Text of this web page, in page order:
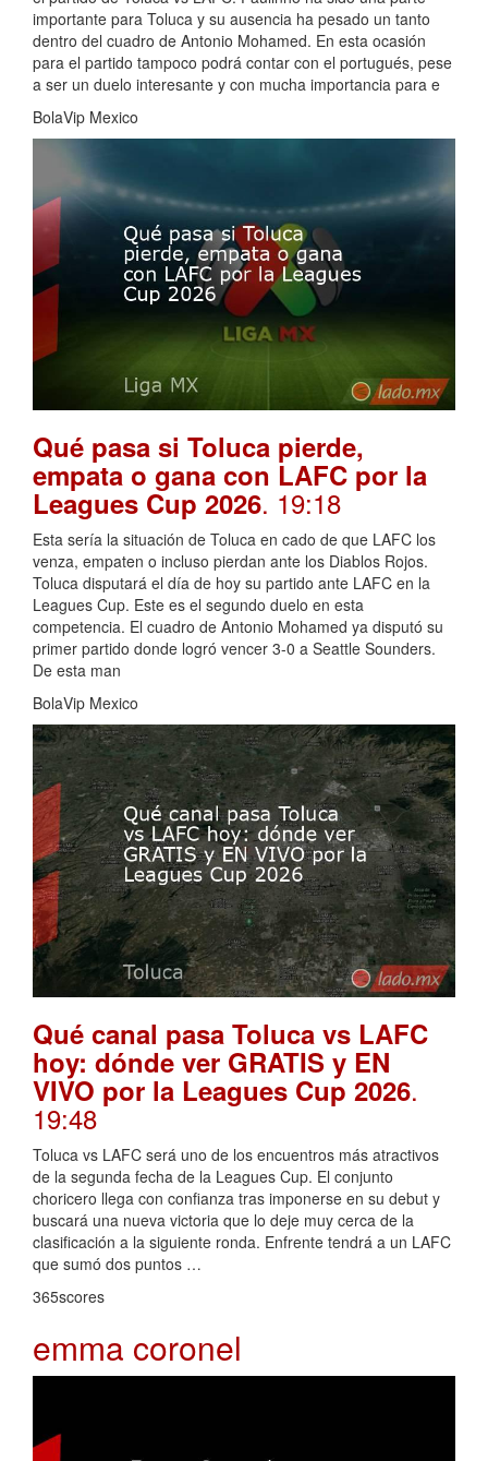
importante para Toluca y su ausencia ha pesado un tanto
dentro del cuadro de Antonio Mohamed. En esta ocasión
para el partido tampoco podrá contar con el portugués, pese
a ser un duelo interesante y con mucha importancia para e
BolaVip Mexico
Qué pasa si Toluca pierde,
empata o gana con LAFC por la
Leagues Cup 2026. 19:18
Esta sería la situación de Toluca en cado de que LAFC los
venza, empaten o incluso pierdan ante los Diablos Rojos.
Toluca disputará el día de hoy su partido ante LAFC en la
Leagues Cup. Este es el segundo duelo en esta
competencia. El cuadro de Antonio Mohamed ya disputó su
primer partido donde logró vencer 3-0 a Seattle Sounders.
De esta man
BolaVip Mexico
Qué canal pasa Toluca vs LAFC
hoy: dónde ver GRATIS y EN
VIVO por la Leagues Cup 2026.
19:48
Toluca vs LAFC será uno de los encuentros más atractivos
de la segunda fecha de la Leagues Cup. El conjunto
choricero llega con confianza tras imponerse en su debut y
buscará una nueva victoria que lo deje muy cerca de la
clasificación a la siguiente ronda. Enfrente tendrá a un LAFC
que sumó dos puntos …
365scores
emma coronel